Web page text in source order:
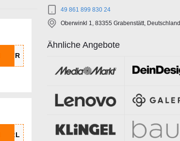
49 861 899 830 24
Oberwinkl 1, 83355 Grabenstätt, Deutschland
Ähnliche Angebote